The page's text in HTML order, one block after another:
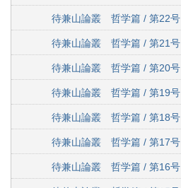
待兼山論叢 哲学篇 / 第22号
待兼山論叢 哲学篇 / 第21号
待兼山論叢 哲学篇 / 第20号
待兼山論叢 哲学篇 / 第19号
待兼山論叢 哲学篇 / 第18号
待兼山論叢 哲学篇 / 第17号
待兼山論叢 哲学篇 / 第16号